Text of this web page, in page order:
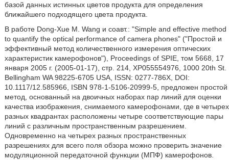
базой данных истинных цветов продукта для определения
ближайшего подходящего цвета продукта.
В работе Dong-Xue М. Wang и соавт.: "Simple and effective method
to quantify the optical performance of camera phones" ("Простой и
эффективный метод количественного измерения оптических
характеристик камерофонов"), Proceedings of SPIE, том 5668, 17
января 2005 г. (2005-01-17), стр. 214, ХР055554976, 1000 20th St.
Bellingham WA 98225-6705 USA, ISSN: 0277-786X, DOI:
10.1117/12.585966, ISBN 978-1-5106-20999-5, предложен простой
метод, основанный на двоичных наборах пар линий для оценки
качества изображения, снимаемого камерофонами, где в четырех
разных квадрантах расположены четыре соответствующие пары
линий с различным пространственным разрешением.
Одновременно на четырех разных пространственных
разрешениях для всего поля обзора можно проверить значение
модуляционной передаточной функции (МПФ) камерофонов.